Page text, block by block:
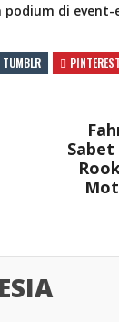
podium di
TUMBLR PINTEREST
Sabet